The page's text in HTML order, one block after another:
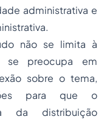
administrativa e
não se limita à
se preocupa em
sobre o tema,
para que o
da distribuição